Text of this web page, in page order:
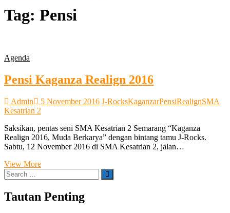
SMA Kesatrian 2 Semarang
Tag: Pensi
Agenda
Pensi Kaganza Realign 2016
Admin 5 November 2016 J-RocksKaganzarPensiRealignSMA
Kesatrian 2
Saksikan, pentas seni SMA Kesatrian 2 Semarang “Kaganza
Realign 2016, Muda Berkarya” dengan bintang tamu J-Rocks.
Sabtu, 12 November 2016 di SMA Kesatrian 2, jalan…
View MorePensi
Realign
2016
Search
…
Tautan Penting